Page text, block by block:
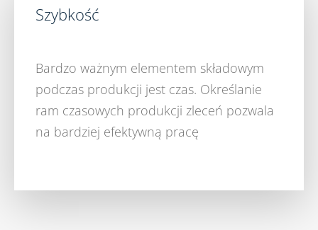
Szybkość
Bardzo ważnym elementem składowym
podczas produkcji jest czas. Określanie
ram czasowych produkcji zleceń pozwala
na bardziej efektywną pracę